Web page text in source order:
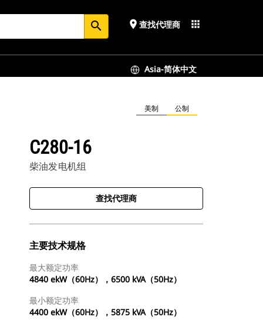
search place 查找代理商 apps
Asia-简体中文
美制 公制
C280-16
柴油发电机组
查找代理商
主要技术规格
最大额定功率
4840 ekW（60Hz），6500 kVA（50Hz）
最小额定功率
4400 ekW（60Hz），5875 kVA（50Hz）